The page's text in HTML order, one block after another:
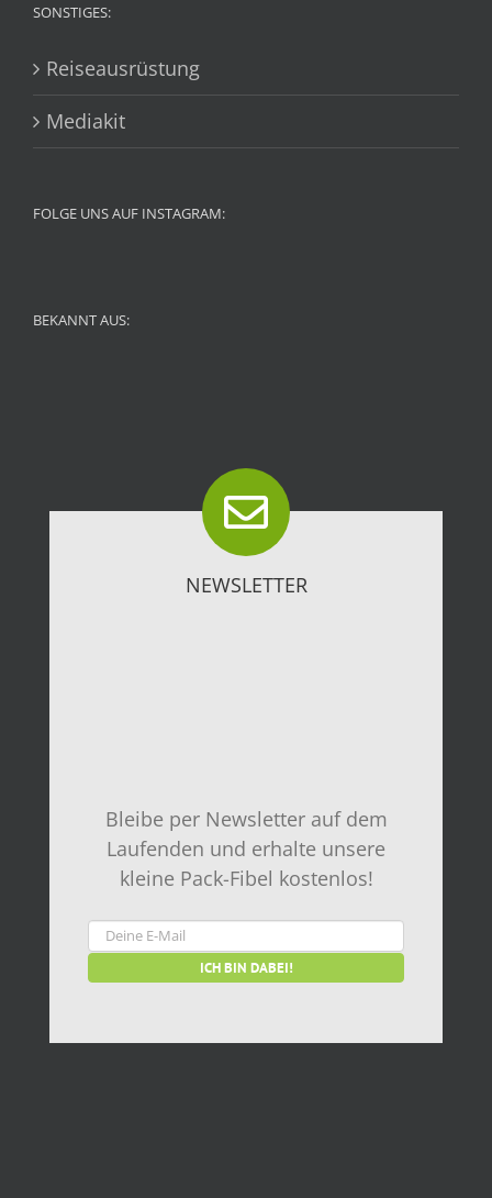
SONSTIGES:
Reiseausrüstung
Mediakit
FOLGE UNS AUF INSTAGRAM:
BEKANNT AUS:
NEWSLETTER
Bleibe per Newsletter auf dem
Laufenden und erhalte unsere
kleine Pack-Fibel kostenlos!